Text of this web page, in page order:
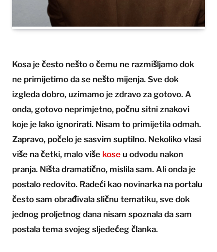
Kosa je često nešto o čemu ne razmišljamo dok
ne primijetimo da se nešto mijenja. Sve dok
izgleda dobro, uzimamo je zdravo za gotovo. A
onda, gotovo neprimjetno, počnu sitni znakovi
koje je lako ignorirati. Nisam to primijetila odmah.
Zapravo, počelo je sasvim suptilno. Nekoliko vlasi
više na četki, malo više kose u odvodu nakon
pranja. Ništa dramatično, mislila sam. Ali onda je
postalo redovito. Radeći kao novinarka na portalu
često sam obrađivala sličnu tematiku, sve dok
jednog proljetnog dana nisam spoznala da sam
postala tema svojeg sljedećeg članka.